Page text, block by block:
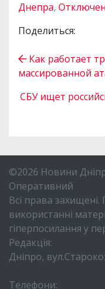
Днепра,
Поделиться:
Как работает
массированной
СБУ ищет
©2026 Новини
Оперативний
Всі права
використанні
гіперпосилання у
Редакція:
Дніпро,
Телефони: